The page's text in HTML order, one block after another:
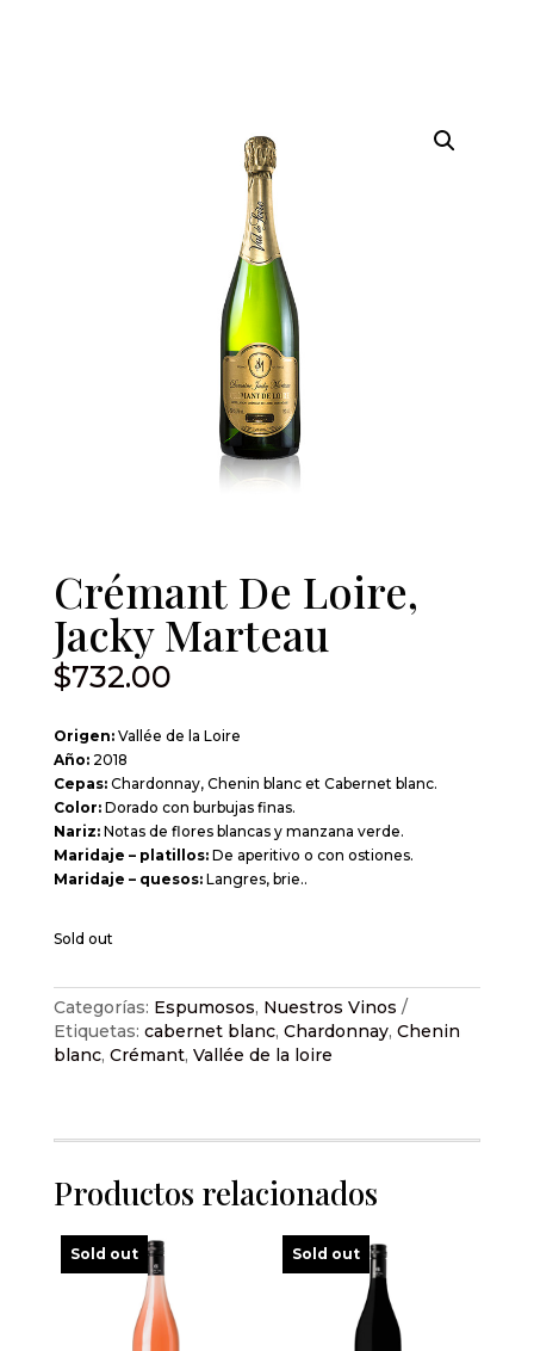
Crémant De Loire,
Jacky Marteau
$732.00
Origen:Vallée de la Loire
Año:2018
Cepas:Chardonnay, Chenin blanc et Cabernet blanc.
Color:Dorado con burbujas finas.
Nariz:Notas de flores blancas y manzana verde.
Maridaje – platillos:De aperitivo o con ostiones.
Maridaje – quesos:Langres, brie..
Sold out
Categorías: Espumosos, Nuestros Vinos
Etiquetas: cabernet blanc, Chardonnay, Chenin
blanc, Crémant, Vallée de la loire
Productos relacionados
Sold out Sold out